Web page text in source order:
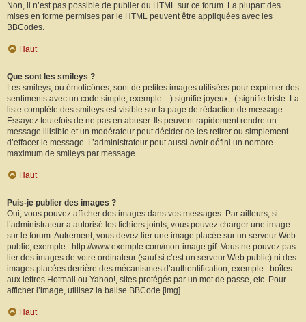
Non, il n’est pas possible de publier du HTML sur ce forum. La plupart des
mises en forme permises par le HTML peuvent être appliquées avec les
BBCodes.
Haut
Que sont les smileys ?
Les smileys, ou émoticônes, sont de petites images utilisées pour exprimer des
sentiments avec un code simple, exemple : :) signifie joyeux, :( signifie triste. La
liste complète des smileys est visible sur la page de rédaction de message.
Essayez toutefois de ne pas en abuser. Ils peuvent rapidement rendre un
message illisible et un modérateur peut décider de les retirer ou simplement
d’effacer le message. L’administrateur peut aussi avoir défini un nombre
maximum de smileys par message.
Haut
Puis-je publier des images ?
Oui, vous pouvez afficher des images dans vos messages. Par ailleurs, si
l’administrateur a autorisé les fichiers joints, vous pouvez charger une image
sur le forum. Autrement, vous devez lier une image placée sur un serveur Web
public, exemple : http://www.exemple.com/mon-image.gif. Vous ne pouvez pas
lier des images de votre ordinateur (sauf si c’est un serveur Web public) ni des
images placées derrière des mécanismes d’authentification, exemple : boîtes
aux lettres Hotmail ou Yahoo!, sites protégés par un mot de passe, etc. Pour
afficher l’image, utilisez la balise BBCode [img].
Haut